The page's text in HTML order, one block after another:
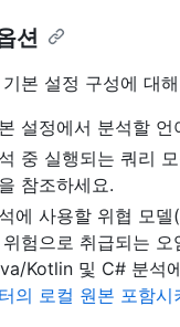
션
본 설정 구성에 대
설정에서 분석할 언
중 실행되는 쿼리
을 참조하세요.
에 사용할 위협 모
위험으로 취급되는
Kotlin 및 C# 분석
의 로컬 원본 포함시